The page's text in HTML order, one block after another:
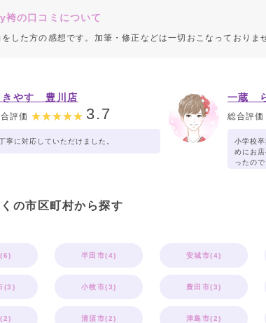
袴の口コミについて
した方の感想です。加筆・修正などは一切おこなっておりま
きやす 豊川店
評価 3.7
寧に対応していただけました。
一蔵
総合評価
小学校
めにお
ったの
の市区町村から探す
半田市(4) 安城市(4)
(3) 小牧市(3) 豊田市(3)
清須市(2) 津島市(2)